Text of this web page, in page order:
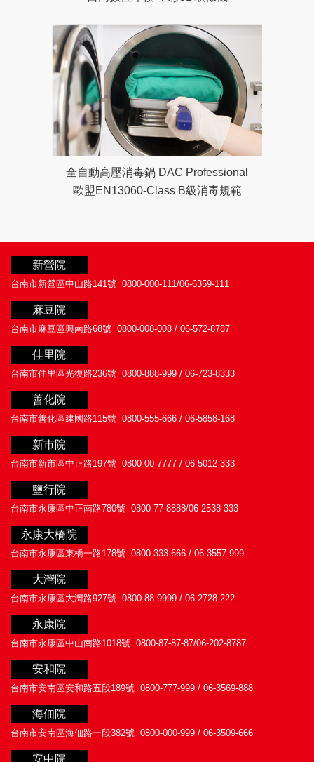
全自動高壓消毒鍋 DAC Professional
歐盟EN13060-Class B級消毒規範
新營院
台南市新營區中山路141號 0800-000-111/06-6359-111
麻豆院
台南市麻豆區興南路68號 0800-008-008 / 06-572-8787
佳里院
台南市佳里區光復路236號 0800-888-999 / 06-723-8333
善化院
台南市善化區建國路115號 0800-555-666 / 06-5858-168
新市院
台南市新市區中正路197號 0800-00-7777 / 06-5012-333
鹽行院
台南市永康區中正南路780號 0800-77-8888/06-2538-333
永康大橋院
台南市永康區東橋一路178號 0800-333-666 / 06-3557-999
大灣院
台南市永康區大灣路927號 0800-88-9999 / 06-2728-222
永康院
台南市永康區中山南路1018號 0800-87-87-87/06-202-8787
安和院
台南市安南區安和路五段189號 0800-777-999 / 06-3569-888
海佃院
台南市安南區海佃路一段382號 0800-000-999 / 06-3509-666
安中院